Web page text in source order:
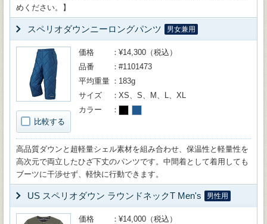
めください。】
スペリオダウンニーロングパンツ 男女兼用
比較する
価格
¥14,300（税込）
品番
#1101473
平均重量
183g
サイズ
XS、S、M、L、XL
カラー
高品質ダウンと超軽量シェル素材を組み合わせ、保温性と軽量性を
高次元で両立したひざ下丈のパンツです。中間着として着用しても
ブーツに干渉せず、軽快に行動できます。
US スペリオダウン ラウンドネックT Men's 男性用
価格
¥14,000（税込）